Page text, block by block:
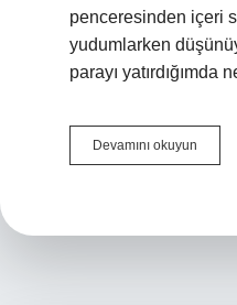
penceresinden içeri
yudumlarken
parayı
Devamını okuyun